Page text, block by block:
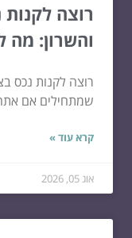
רוצה
והשרון: מה
רוצה לקנות נכס
שמתחילים אם
קרא עוד »
אוג 05, 2026